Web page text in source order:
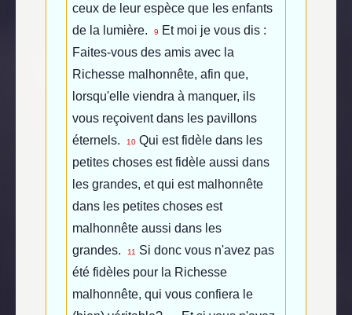
ceux de leur espèce que les enfants
de la lumière.
9
Et moi je vous dis :
Faites-vous des amis avec la
Richesse malhonnête, afin que,
lorsqu'elle viendra à manquer, ils
vous reçoivent dans les pavillons
éternels.
10 Qui est fidèle dans les
petites choses est fidèle aussi dans
les grandes, et qui est malhonnête
dans les petites choses est
malhonnête aussi dans les
grandes.
11
Si donc vous n'avez pas
été fidèles pour la Richesse
malhonnête, qui vous confiera le